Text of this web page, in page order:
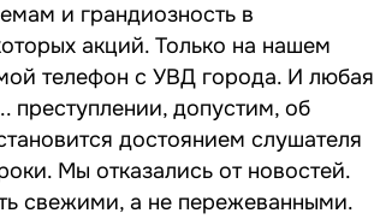
и грандиозность в
акций. Только на нашем
телефон с УВД города. И любая
преступлении, допустим, об
достоянием слушателя
Мы отказались от новостей.
свежими, а не пережеванными.